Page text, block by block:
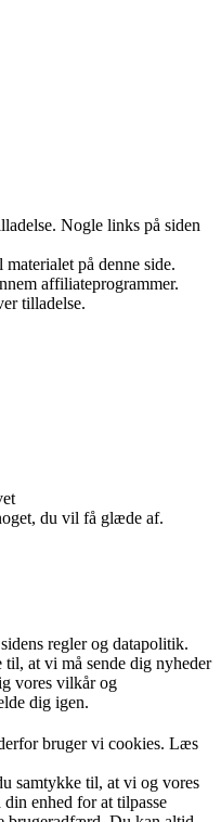
Nogle links på siden
på denne side.
affiliateprogrammer.
tilladelse.
du vil få glæde af.
regler og datapolitik.
at vi må sende dig nyheder
vores vilkår og
dig igen.
bruger vi cookies. Læs
samtykke til, at vi og vores
enhed for at tilpasse